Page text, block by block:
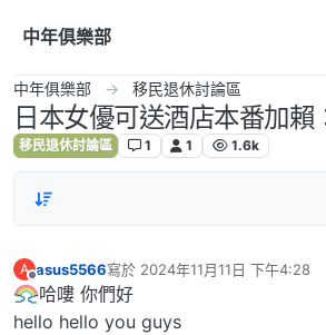
中年俱樂部
中年俱樂部 移民退休討論區
日本女優可送酒店本番加
移民退休討論區 1 1 1.6k
A
離線
asus5566寫於 2024年11月11日 下午4:28
最後由 編輯
哈嘍 你們好
hello hello you guys